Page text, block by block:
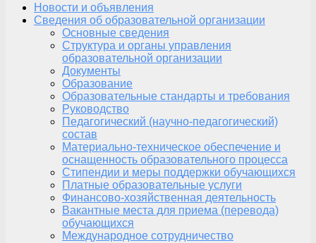
Новости и объявления
Сведения об образовательной организации
Основные сведения
Структура и органы управления
образовательной организации
Документы
Образование
Образовательные стандарты и требования
Руководство
Педагогический (научно-педагогический)
состав
Материально-техническое обеспечение и
оснащенность образовательного процесса
Стипендии и меры поддержки обучающихся
Платные образовательные услуги
Финансово-хозяйственная деятельность
Вакантные места для приема (перевода)
обучающихся
Международное сотрудничество